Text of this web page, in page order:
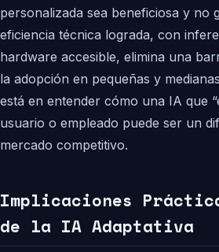
personalizada sea beneficiosa y no
eficiencia técnica lograda, con
hardware accesible, elimina una
la adopción en pequeñas y
está en entender cómo una IA que
usuario o empleado puede ser un
mercado competitivo.
Implicaciones
de la IA Adaptativa